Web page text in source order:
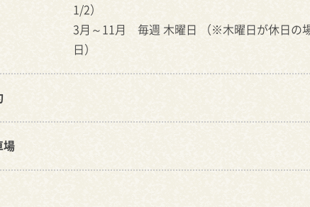
1/2）
3月～11月 毎週 木曜日 （※木曜日が休日の
日）
場